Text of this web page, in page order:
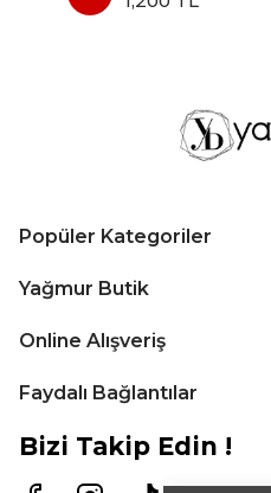
Popüler Kategoriler
Yağmur Butik
Online Alışveriş
Faydalı Bağlantılar
Bizi Takip Edin !